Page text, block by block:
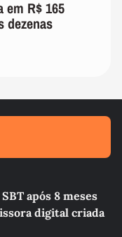
em R$ 165
dezenas
após 8 meses
digital criada